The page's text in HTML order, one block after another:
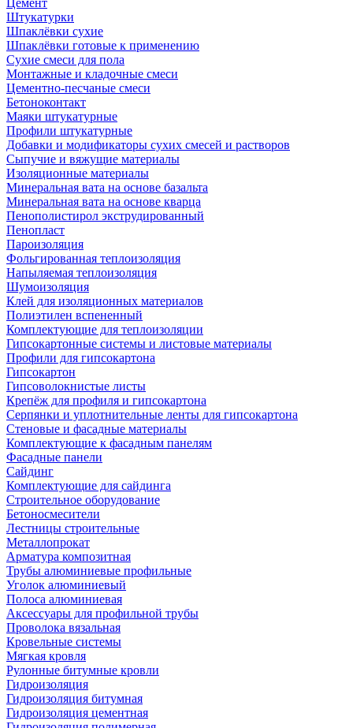
Цемент
Штукатурки
Шпаклёвки сухие
Шпаклёвки готовые к применению
Сухие смеси для пола
Монтажные и кладочные смеси
Цементно-песчаные смеси
Бетоноконтакт
Маяки штукатурные
Профили штукатурные
Добавки и модификаторы сухих смесей и растворов
Сыпучие и вяжущие материалы
Изоляционные материалы
Минеральная вата на основе базальта
Минеральная вата на основе кварца
Пенополистирол экструдированный
Пенопласт
Пароизоляция
Фольгированная теплоизоляция
Напыляемая теплоизоляция
Шумоизоляция
Клей для изоляционных материалов
Полиэтилен вспененный
Комплектующие для теплоизоляции
Гипсокартонные системы и листовые материалы
Профили для гипсокартона
Гипсокартон
Гипсоволокнистые листы
Крепёж для профиля и гипсокартона
Серпянки и уплотнительные ленты для гипсокартона
Стеновые и фасадные материалы
Комплектующие к фасадным панелям
Фасадные панели
Сайдинг
Комплектующие для сайдинга
Строительное оборудование
Бетоносмесители
Лестницы строительные
Металлопрокат
Арматура композитная
Трубы алюминиевые профильные
Уголок алюминиевый
Полоса алюминиевая
Аксессуары для профильной трубы
Проволока вязальная
Кровельные системы
Мягкая кровля
Рулонные битумные кровли
Гидроизоляция
Гидроизоляция битумная
Гидроизоляция цементная